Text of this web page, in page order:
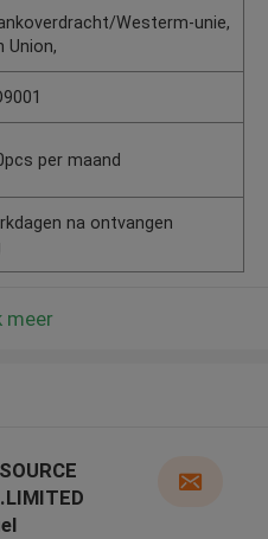
Westerm-unie,
Union,
per maand
na ontvangen
meer